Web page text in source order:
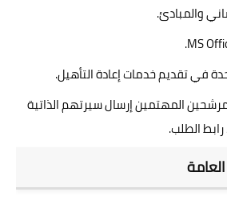
والمبادئ.
في تقديم خدمات إعادة التأهيل.
المهتمين إرسال سيرتهم الذاتية
الطلب.